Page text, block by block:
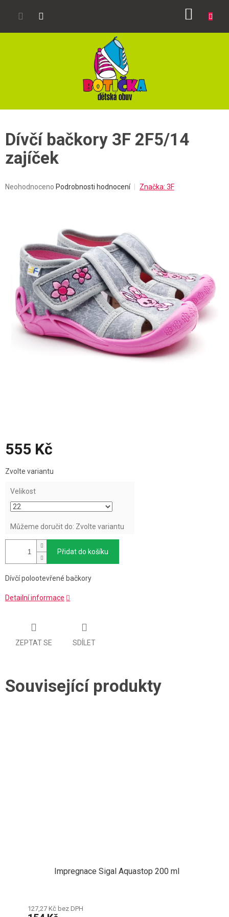
Dívčí bačkory 3F 2F5/14
zajíček
Průměrné
hvězdiček.
Neohodnoceno Podrobnosti hodnocení Značka: 3F
555 Kč
cena:
Zvolte variantu
Velikost
Můžeme doručit do: Zvolte variantu
Přidat do košíku
Dívčí polootevřené bačkory
Detailní informace
ZEPTAT SE SDÍLET
Související produkty
Impregnace Sigal Aquastop 200 ml
127,27 Kč bez DPH